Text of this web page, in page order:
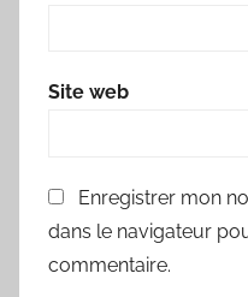
Site web
Enregistrer mon
dans le navigateur
commentaire.